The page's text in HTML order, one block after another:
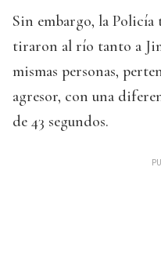
Sin embargo, la Policía
tiraron al río tanto a
mismas personas,
agresor, con una
de 43 segundos.